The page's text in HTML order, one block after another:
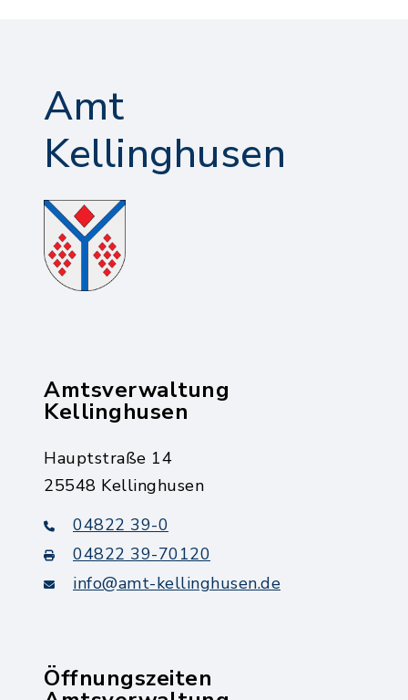
Amt
Kellinghusen
Amtsverwaltung
Kellinghusen
Hauptstraße 14
25548 Kellinghusen
04822 39-0
04822 39-70120
info@amt-kellinghusen.de
Öffnungszeiten